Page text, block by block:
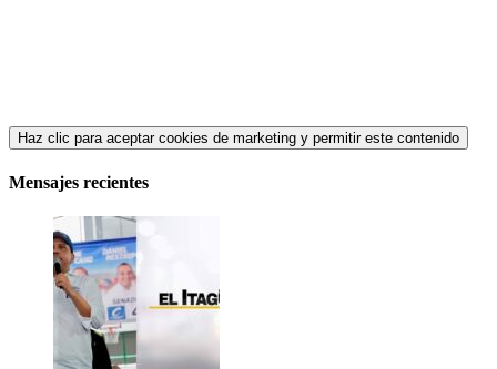
Haz clic para aceptar cookies de marketing y permitir este contenido
Mensajes recientes